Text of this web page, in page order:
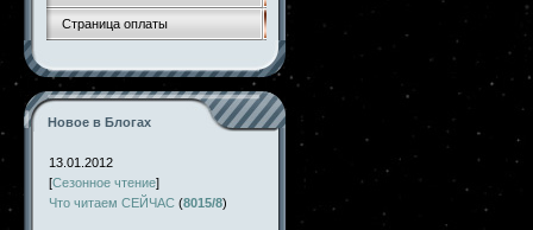
Страница оплаты
Новое в Блогах
13.01.2012
[Сезонное чтение]
Что читаем СЕЙЧАС (8015/8)